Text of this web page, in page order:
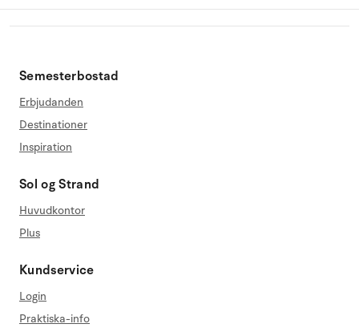
Semesterbostad
Erbjudanden
Destinationer
Inspiration
Sol og Strand
Huvudkontor
Plus
Kundservice
Login
Praktiska-info